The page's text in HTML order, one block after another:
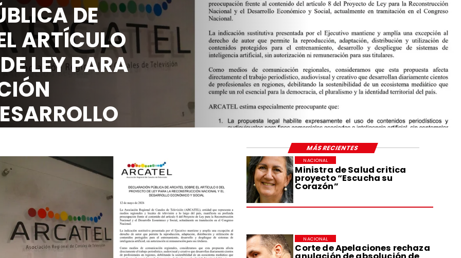
DE
ARTÍCULO
LEY PARA
Ministra de Salud critica
proyecto “Escucha su
Corazón”
NACIONAL
Corte de Apelaciones rechaza
NACIONAL
MÁS RECIENTES